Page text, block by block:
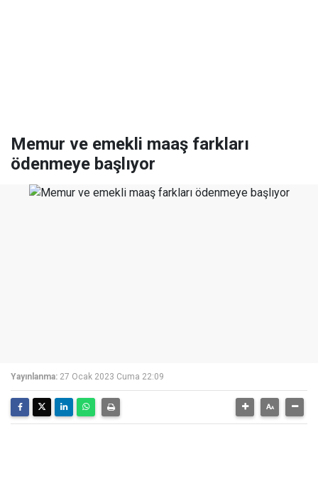
Memur ve emekli maaş farkları
ödenmeye başlıyor
Yayınlanma: 27 Ocak 2023 Cuma 22:09